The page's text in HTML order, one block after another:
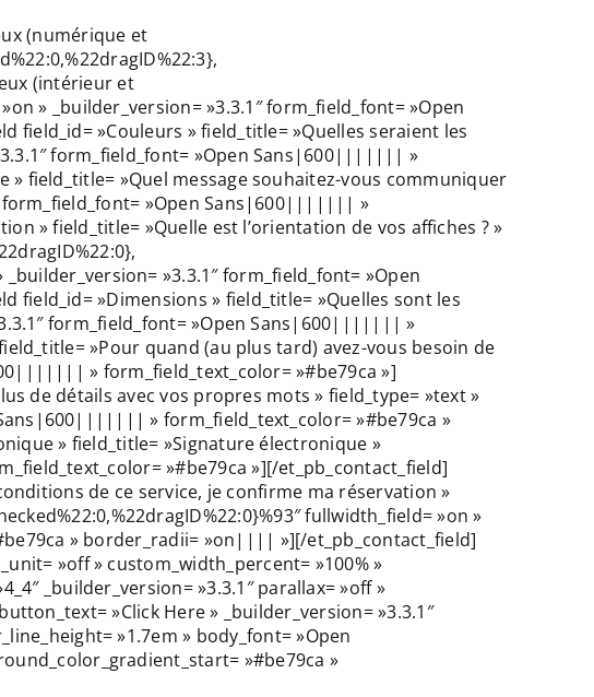
(numérique et
(intérieur et
» _builder_version= »3.3.1″ form_field_font= »Open
»Couleurs » field_title= »Quelles seraient les
form_field_font= »Open Sans|600||||||| »
» field_title= »Quel message souhaitez-vous communiquer
form_field_font= »Open Sans|600||||||| »
» field_title= »Quelle est l’orientation de vos affiches ? »
_builder_version= »3.3.1″ form_field_font= »Open
»Dimensions » field_title= »Quelles sont les
form_field_font= »Open Sans|600||||||| »
»Pour quand (au plus tard) avez-vous besoin de
» form_field_text_color= »#be79ca »]
de détails avec vos propres mots » field_type= »text »
Sans|600||||||| » form_field_text_color= »#be79ca »
» field_title= »Signature électronique »
»#be79ca »][/et_pb_contact_field]
de ce service, je confirme ma réservation »
fullwidth_field= »on »
» border_radii= »on|||| »][/et_pb_contact_field]
»off » custom_width_percent= »100% »
_builder_version= »3.3.1″ parallax= »off »
»Click Here » _builder_version= »3.3.1″
»1.7em » body_font= »Open
»#be79ca »